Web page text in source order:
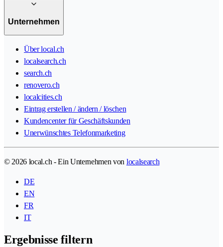
Unternehmen
Über local.ch
localsearch.ch
search.ch
renovero.ch
localcities.ch
Eintrag erstellen / ändern / löschen
Kundencenter für Geschäftskunden
Unerwünschtes Telefonmarketing
© 2026 local.ch - Ein Unternehmen von localsearch
DE
EN
FR
IT
Ergebnisse filtern